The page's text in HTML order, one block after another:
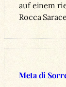
auf einem
Rocca
Meta di